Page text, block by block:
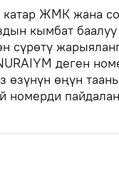
катар ЖМК жана
кымбат
сүрөтү
деген
өзүнүн өңүн
номерди